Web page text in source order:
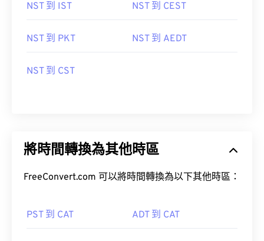
NST 到 IST NST 到 CEST
NST 到 PKT NST 到 AEDT
NST 到 CST
將時間轉換為其他時區
FreeConvert.com 可以將時間轉換為以下其他時區：
PST 到 CAT ADT 到 CAT